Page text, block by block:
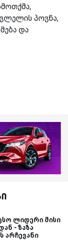
პოვნა,
და
ლიდერი მისი
- ზაზა
არჩევანი